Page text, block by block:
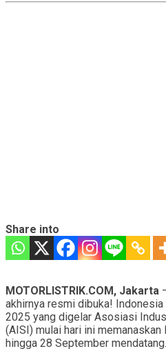
Share into
MOTORLISTRIK.COM, Jakarta
akhirnya resmi dibuka!
2025 yang digelar Asosiasi
(AISI) mulai hari ini memanaskan
hingga 28 September mendatang.